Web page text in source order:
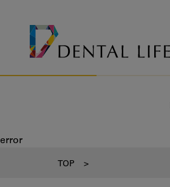
error
TOP >